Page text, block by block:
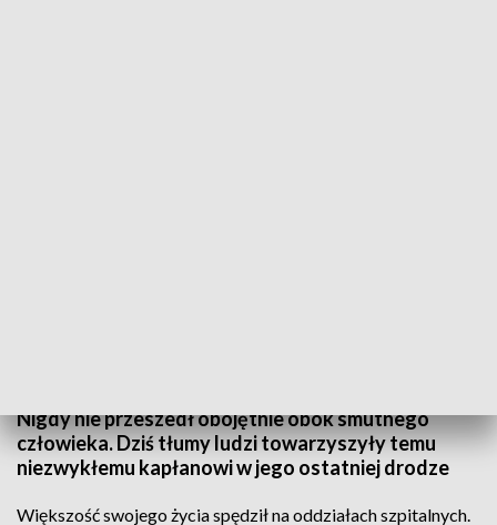
Nigdy nie przeszedł obojętnie obok smutnego
człowieka. Dziś tłumy ludzi towarzyszyły temu
niezwykłemu kapłanowi w jego ostatniej drodze
Większość swojego życia spędził na oddziałach szpitalnych.